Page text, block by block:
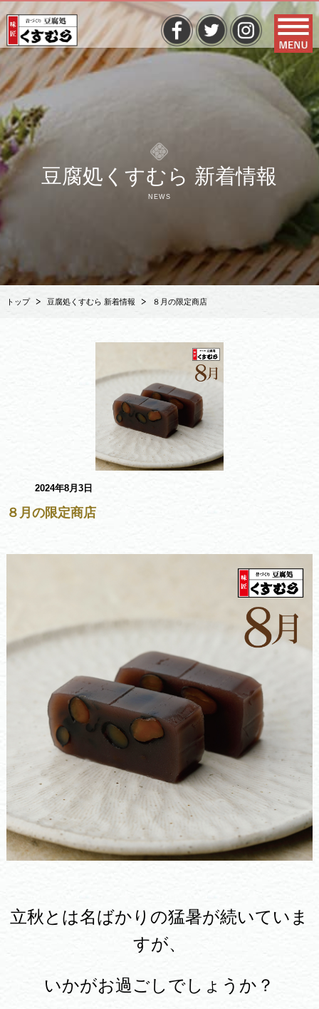
豆腐処くすむら 新着情報
NEWS
トップ 豆腐処くすむら 新着情報 ８月の限定商店
2024年8月3日
８月の限定商店
立秋とは名ばかりの猛暑が続いていま
すが、
いかがお過ごしでしょうか？